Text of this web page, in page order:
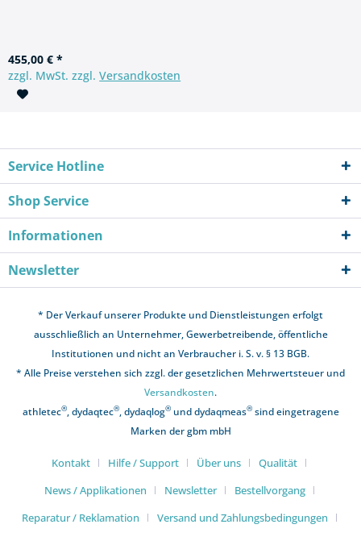
455,00 € *
zzgl. MwSt. zzgl.Versandkosten
Service Hotline
Shop Service
Informationen
Newsletter
* Der Verkauf unserer Produkte und Dienstleistungen erfolgt
ausschließlich an Unternehmer, Gewerbetreibende, öffentliche
Institutionen und nicht an Verbraucher i. S. v. § 13 BGB.
* Alle Preise verstehen sich zzgl. der gesetzlichen Mehrwertsteuer und
Versandkosten.
athletec®, dydaqtec®, dydaqlog®und dydaqmeas®sind eingetragene
Marken der gbm mbH
Kontakt Hilfe / Support Über uns
Qualität
News / Applikationen
Newsletter
Bestellvorgang
Reparatur / Reklamation
Versand und Zahlungsbedingungen